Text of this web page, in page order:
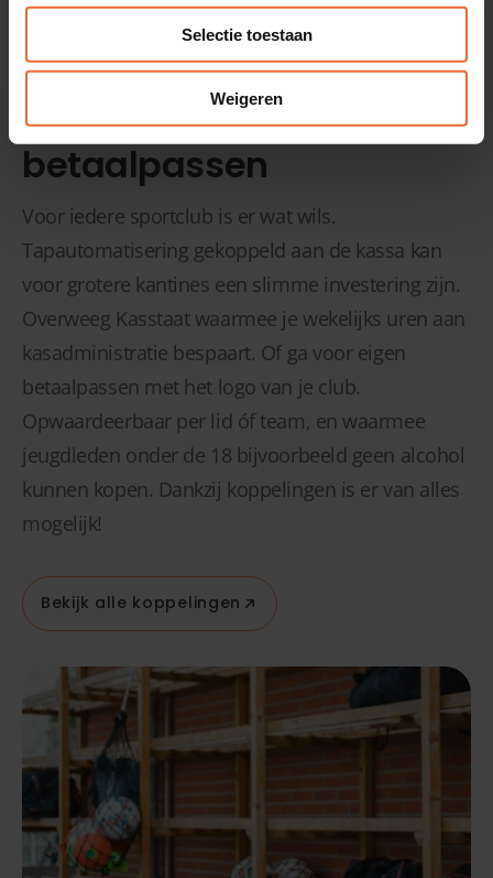
Selectie toestaan
Weigeren
Scoren met
betaalpassen
Voor iedere sportclub is er wat wils.
Tapautomatisering gekoppeld aan de kassa kan
voor grotere kantines een slimme investering zijn.
Overweeg Kasstaat waarmee je wekelijks uren aan
kasadministratie bespaart. Of ga voor eigen
betaalpassen met het logo van je club.
Opwaardeerbaar per lid óf team, en waarmee
jeugdleden onder de 18 bijvoorbeeld geen alcohol
kunnen kopen. Dankzij koppelingen is er van alles
mogelijk!
Bekijk alle koppelingen